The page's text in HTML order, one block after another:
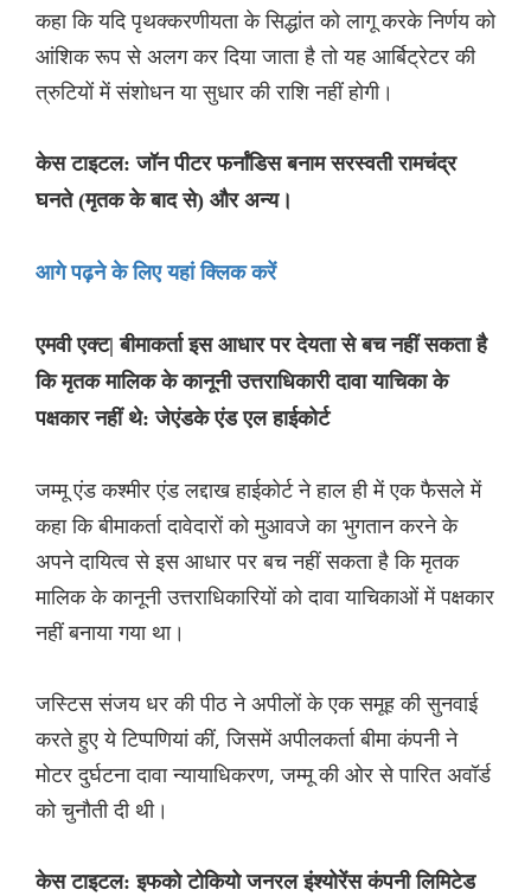
कहा कि यदि पृथक्करणीयता के सिद्धांत को लागू करके निर्णय को
आंशिक रूप से अलग कर दिया जाता है तो यह आर्बिट्रेटर की
त्रुटियों में संशोधन या सुधार की राशि नहीं होगी।
केस टाइटल: जॉन पीटर फर्नांडिस बनाम सरस्वती रामचंद्र
घनते (मृतक के बाद से) और अन्य।
आगे पढ़ने के लिए यहां क्लिक करें
एमवी एक्ट| बीमाकर्ता इस आधार पर देयता से बच नहीं सकता है
कि मृतक मालिक के कानूनी उत्तराधिकारी दावा याचिका के
पक्षकार नहीं थे: जेएंडके एंड एल हाईकोर्ट
जम्मू एंड कश्मीर एंड लद्दाख हाईकोर्ट ने हाल ही में एक फैसले में
कहा कि बीमाकर्ता दावेदारों को मुआवजे का भुगतान करने के
अपने दायित्व से इस आधार पर बच नहीं सकता है कि मृतक
मालिक के कानूनी उत्तराधिकारियों को दावा याचिकाओं में पक्षकार
नहीं बनाया गया था।
जस्टिस संजय धर की पीठ ने अपीलों के एक समूह की सुनवाई
करते हुए ये टिप्पणियां कीं, जिसमें अपीलकर्ता बीमा कंपनी ने
मोटर दुर्घटना दावा न्यायाधिकरण, जम्मू की ओर से पारित अवॉर्ड
को चुनौती दी थी।
केस टाइटल: इफको टोकियो जनरल इंश्योरेंस कंपनी लिमिटेड